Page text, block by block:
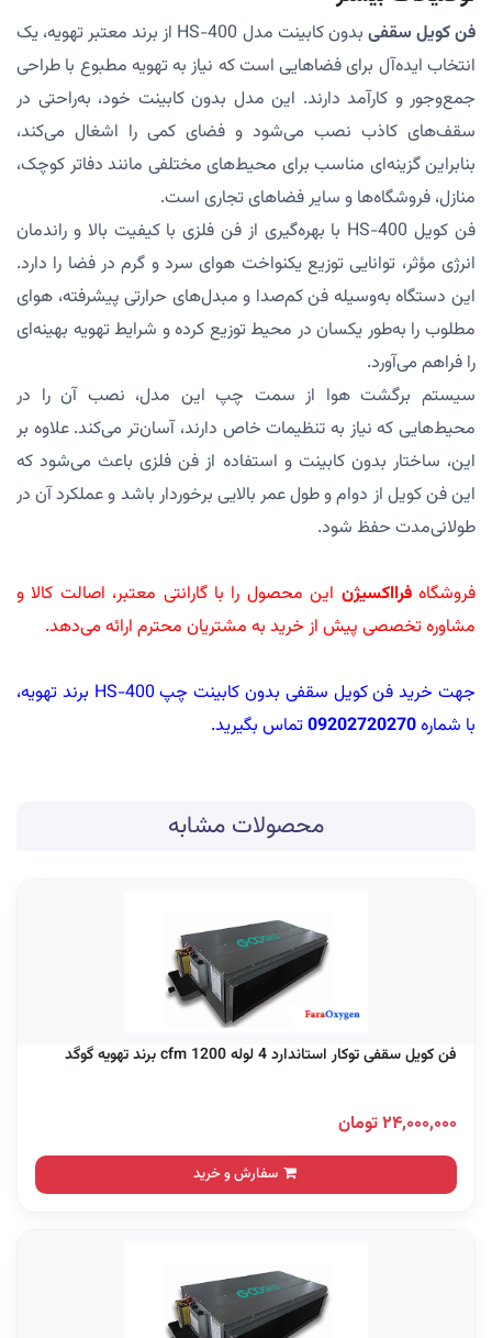
فن کویل سقفی
بدون کابینت مدل HS-400 از برند معتبر تهویه، یک
انتخاب ایده‌آل برای فضاهایی است که نیاز به تهویه مطبوع با طراحی
جمع‌وجور و کارآمد دارند. این مدل بدون کابینت خود، به‌راحتی در
سقف‌های کاذب نصب می‌شود و فضای کمی را اشغال می‌کند،
بنابراین گزینه‌ای مناسب برای محیط‌های مختلفی مانند دفاتر کوچک،
منازل، فروشگاه‌ها و سایر فضاهای تجاری است.
فن کویل HS-400 با بهره‌گیری از فن فلزی با کیفیت بالا و راندمان
انرژی مؤثر، توانایی توزیع یکنواخت هوای سرد و گرم در فضا را دارد.
این دستگاه به‌وسیله فن کم‌صدا و مبدل‌های حرارتی پیشرفته، هوای
مطلوب را به‌طور یکسان در محیط توزیع کرده و شرایط تهویه بهینه‌ای
را فراهم می‌آورد.
سیستم برگشت هوا از سمت چپ این مدل، نصب آن را در
محیط‌هایی که نیاز به تنظیمات خاص دارند، آسان‌تر می‌کند. علاوه بر
این، ساختار بدون کابینت و استفاده از فن فلزی باعث می‌شود که
این فن کویل از دوام و طول عمر بالایی برخوردار باشد و عملکرد آن در
طولانی‌مدت حفظ شود.
فروشگاهفرااکسیژن این محصول را با گارانتی معتبر، اصالت کالا و
مشاوره تخصصی پیش از خرید به مشتریان محترم ارائه می‌دهد.
جهت خرید فن کویل سقفی بدون کابینت چپ HS-400 برند تهویه،
با شماره09202720270تماس بگیرید.
محصولات مشابه
فن کویل سقفی توکار استاندارد 4 لوله 1200 cfm برند تهویه گوگد
۲۴,۰۰۰,۰۰۰ تومان
سفارش و خرید